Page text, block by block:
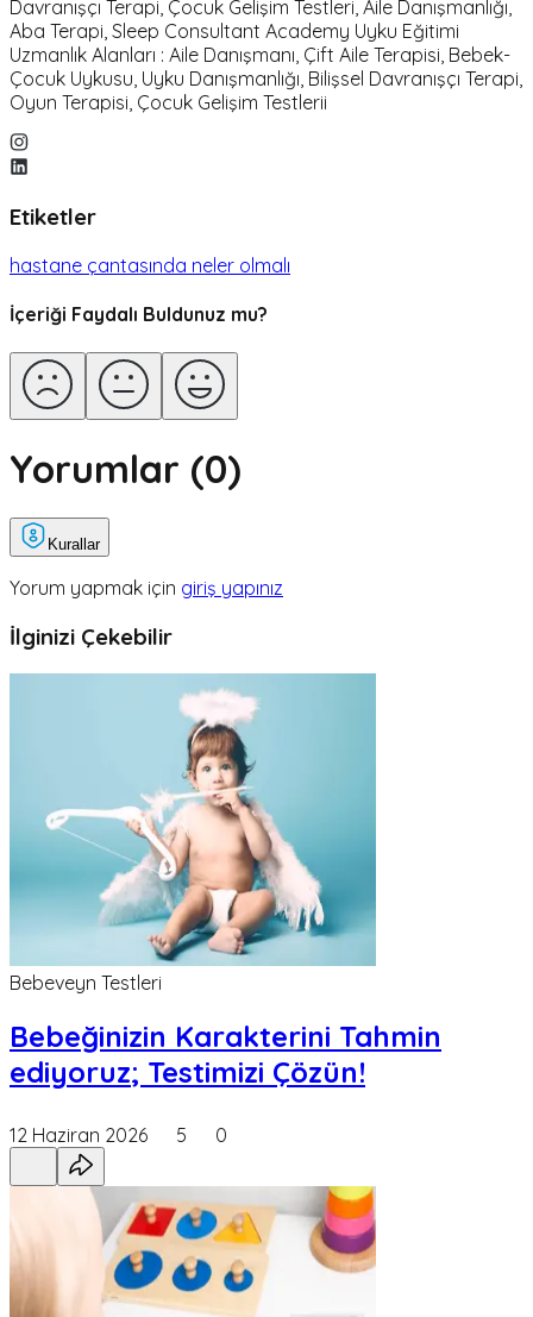
Davranışçı Terapi, Çocuk Gelişim Testleri, Aile Danışmanlığı,
Aba Terapi, Sleep Consultant Academy Uyku Eğitimi
Uzmanlık Alanları : Aile Danışmanı, Çift Aile Terapisi, Bebek-
Çocuk Uykusu, Uyku Danışmanlığı, Bilişsel Davranışçı Terapi,
Oyun Terapisi, Çocuk Gelişim Testlerii
Etiketler
hastane çantasında neler olmalı
İçeriği Faydalı Buldunuz mu?
Yorumlar (0)
Kurallar
Yorum yapmak için giriş yapınız
İlginizi Çekebilir
Bebeveyn Testleri
Bebeğinizin Karakterini Tahmin
ediyoruz; Testimizi Çözün!
12 Haziran 2026 5 0